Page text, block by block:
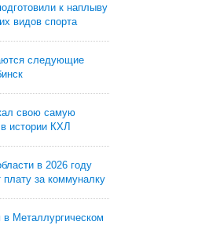
к наплыву
видов спорта
следующие
свою самую
истории КХЛ
в 2026 году
за коммуналку
Металлургическом